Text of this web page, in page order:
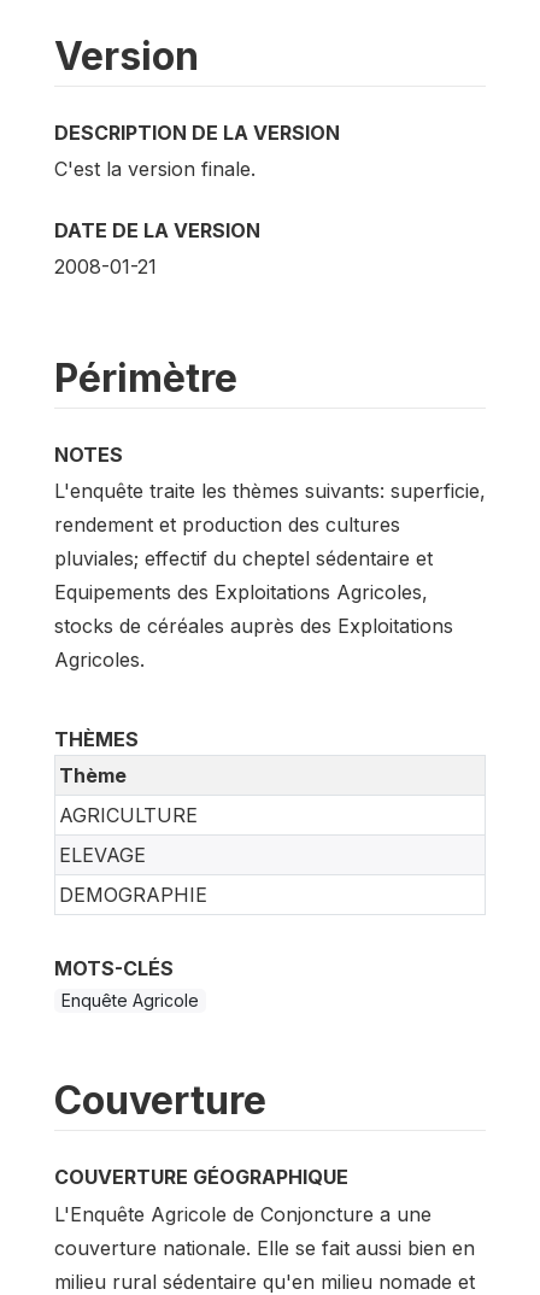
Version
DESCRIPTION DE LA VERSION
C'est la version finale.
DATE DE LA VERSION
2008-01-21
Périmètre
NOTES
L'enquête traite les thèmes suivants: superficie,
rendement et production des cultures
pluviales; effectif du cheptel sédentaire et
Equipements des Exploitations Agricoles,
stocks de céréales auprès des Exploitations
Agricoles.
THÈMES
Thème
AGRICULTURE
ELEVAGE
DEMOGRAPHIE
MOTS-CLÉS
Enquête Agricole
Couverture
COUVERTURE GÉOGRAPHIQUE
L'Enquête Agricole de Conjoncture a une
couverture nationale. Elle se fait aussi bien en
milieu rural sédentaire qu'en milieu nomade et